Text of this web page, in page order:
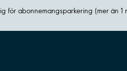
för abonnemangsparkering (mer än 1